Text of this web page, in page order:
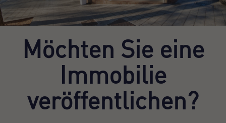
Möchten Sie eine
Immobilie
veröffentlichen?